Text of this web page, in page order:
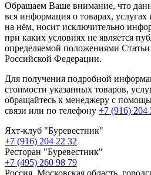
Обращаем Ваше внимание, что
вся информация о товарах, услугах
на нём, носит исключительно
при каких условиях не является
определяемой положениями Статьи
Российской Федерации.
Для получения подробной
стоимости указанных товаров,
обращайтесь к менеджеру с
связи или по телефону +7 (916) 204
Яхт-клуб "Буревестник"
+7 (916) 204 22 32
Ресторан "Буревестник"
+7 (495) 260 98 79